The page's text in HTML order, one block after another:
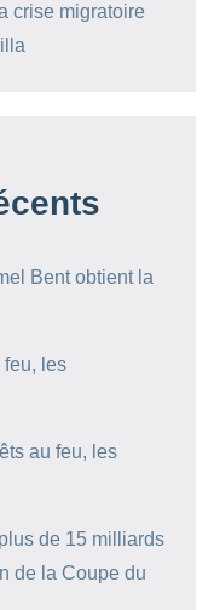
crise migratoire
Bent obtient la
feu, les
au feu, les
de 15 milliards
de la Coupe du